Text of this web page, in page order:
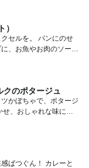
セルを。 パンにのせ
、お魚やお肉のソース
クのポタージュ
かぼちゃで、ポタージ
、おしゃれな味に仕
ばつぐん！ カレーと